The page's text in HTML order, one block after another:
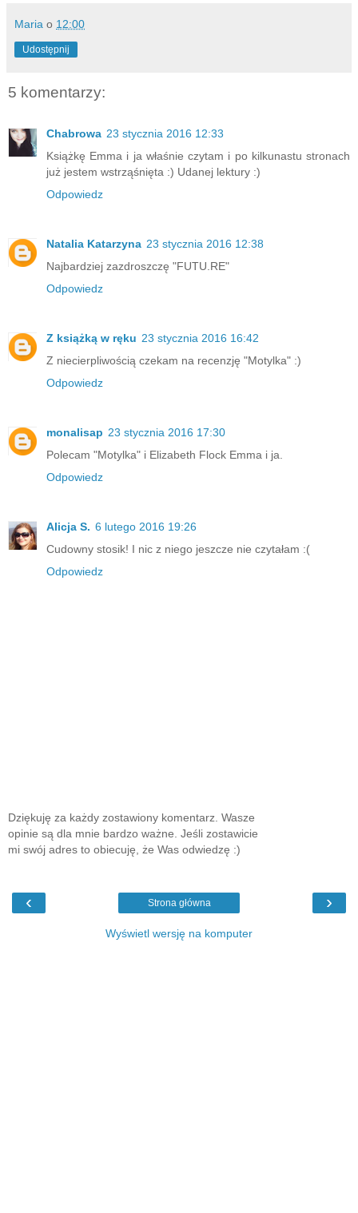
Maria o 12:00
Udostępnij
5 komentarzy:
Chabrowa 23 stycznia 2016 12:33
Książkę Emma i ja właśnie czytam i po kilkunastu stronach
już jestem wstrząśnięta :) Udanej lektury :)
Odpowiedz
Natalia Katarzyna 23 stycznia 2016 12:38
Najbardziej zazdroszczę "FUTU.RE"
Odpowiedz
Z książką w ręku 23 stycznia 2016 16:42
Z niecierpliwością czekam na recenzję "Motylka" :)
Odpowiedz
monalisap 23 stycznia 2016 17:30
Polecam "Motylka" i Elizabeth Flock Emma i ja.
Odpowiedz
Alicja S. 6 lutego 2016 19:26
Cudowny stosik! I nic z niego jeszcze nie czytałam :(
Odpowiedz
Dziękuję za każdy zostawiony komentarz. Wasze
opinie są dla mnie bardzo ważne. Jeśli zostawicie
mi swój adres to obiecuję, że Was odwiedzę :)
‹ ›
Strona główna
Wyświetl wersję na komputer